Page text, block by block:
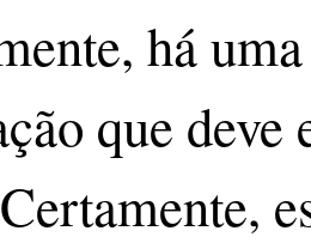
há
que deve